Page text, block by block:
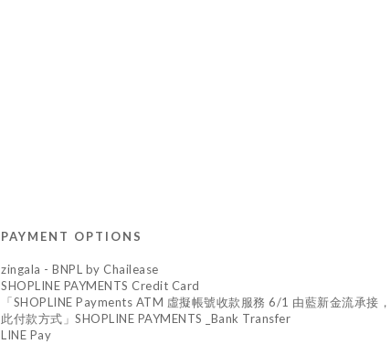
PAYMENT OPTIONS
zingala - BNPL by Chailease
SHOPLINE PAYMENTS Credit Card
「SHOPLINE Payments ATM 虛擬帳號收款服務 6/1 由藍新金流承接
此付款方式」SHOPLINE PAYMENTS _Bank Transfer
LINE Pay